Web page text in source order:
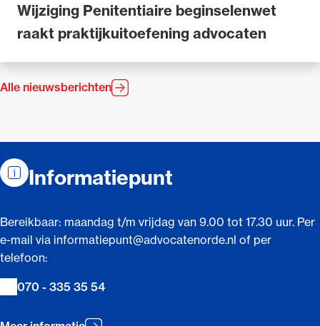
Alle nieuwsberichten
Wijziging Penitentiaire beginselenwet
raakt praktijkuitoefening advocaten
Contactinformatie
Informatiepunt
Bereikbaar: maandag t/m vrijdag van 9.00 tot 17.30 uur. Per
e-mail via informatiepunt@advocatenorde.nl of per
telefoon:
070 - 335 35 54